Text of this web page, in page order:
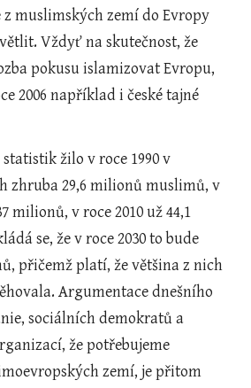
muslimských zemí do Evropy
Vždyť na skutečnost, že
pokusu islamizovat Evropu,
2006 například i české tajné
žilo v roce 1990 v
zhruba 29,6 milionů muslimů, v
milionů, v roce 2010 už 44,1
se, že v roce 2030 to bude
přičemž platí, že většina z nich
Argumentace dnešního
sociálních demokratů a
že potřebujeme
zemí, je přitom